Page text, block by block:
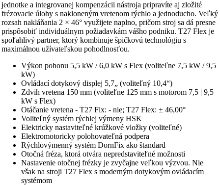
jednotke a integrovanej kompenzácii nástroja pripravíte aj zložité
frézovacie úlohy s nakloneným vretenom rýchlo a jednoducho. Veľký
rozsah nakláňania 2 × 46° využijete naplno, pričom stroj sa dá presne
prispôsobiť individuálnym požiadavkám vášho podniku. T27 Flex je
spoľahlivý partner, ktorý kombinuje špičkovú technológiu s
maximálnou užívateľskou pohodlnosťou.
Výkon pohonu 5,5 kW / 6,0 kW s Flex (voliteľne 7,5 kW / 9,5
kW)
Ovládací dotykový displej 5,7„ (voliteľný 10,4“)
Zdvih vretena 150 mm (voliteľne 125 mm s motorom 7,5 | 9,5
kW s Flex)
Otáčanie vretena - T27 Fix: - nie; T27 Flex: ± 46,00°
Voliteľný systém rýchlej výmeny HSK
Elektricky nastaviteľné krúžkové vložky (voliteľné)
Elektromotoricky polohovateľná podpera
Rýchlovýmenný systém DornFix ako štandard
Otočná fréza, ktorá otvára nepredstaviteľné možnosti
Nastavenie otočnej frézky je zvyčajne veľkou výzvou. Nie
však na stroji T27 Flex s moderným dotykovým ovládacím
systémom